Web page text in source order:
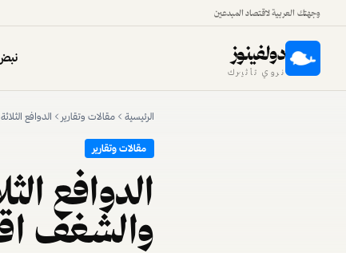
وجهتك العربية لاقتصاد المبدعين
دولفينوز
نروي تأثيرك
الرئيسية مقالات وتقارير الدوافع
مقالات وتقارير
الدوافع
والشغف